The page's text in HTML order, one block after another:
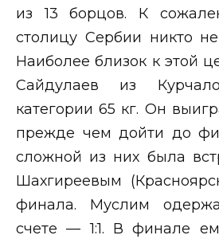
из 13 борцов. К
столицу Сербии никто
Наиболее близок к этой
Сайдулаев из
категории 65 кг. Он
прежде чем дойти до
сложной из них была
Шахгиреевым
финала. Муслим
счете — 1:1. В финале